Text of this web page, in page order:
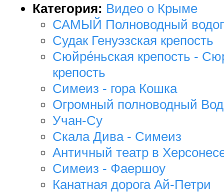
Категория: Видео о Крыме
САМЫЙ Полноводный
Судак Генуэзская крепость
Сюйре́ньская крепость -
крепость
Симеиз - гора Кошка
Огромный полноводный
Учан-Су
Скала Дива - Симеиз
Античный театр в
Симеиз - Фаершоу
Канатная дорога Ай-Петри